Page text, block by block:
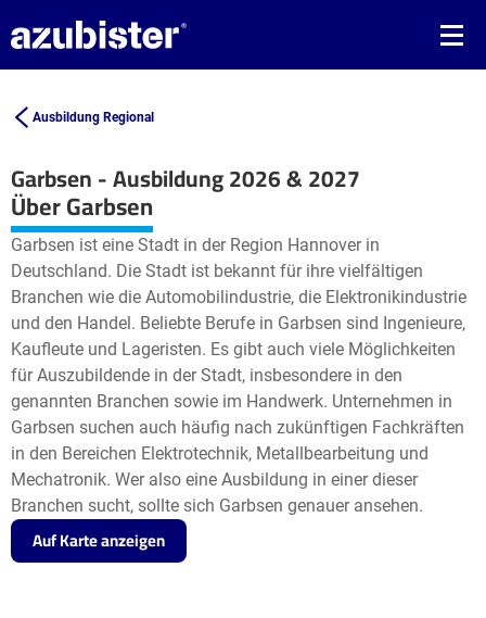
Ausbildung Regional
Garbsen - Ausbildung 2026 & 2027
+
−
Leaflet| ©OpenStreetMap2
Über Garbsen
Garbsen ist eine Stadt in der Region Hannover in
Deutschland. Die Stadt ist bekannt für ihre vielfältigen
Branchen wie die Automobilindustrie, die Elektronikindustrie
und den Handel. Beliebte Berufe in Garbsen sind Ingenieure,
Kaufleute und Lageristen. Es gibt auch viele Möglichkeiten
für Auszubildende in der Stadt, insbesondere in den
genannten Branchen sowie im Handwerk. Unternehmen in
Garbsen suchen auch häufig nach zukünftigen Fachkräften
in den Bereichen Elektrotechnik, Metallbearbeitung und
Mechatronik. Wer also eine Ausbildung in einer dieser
Branchen sucht, sollte sich Garbsen genauer ansehen.
Auf Karte anzeigen